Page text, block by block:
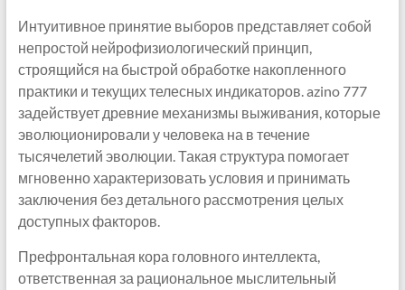
Интуитивное принятие выборов представляет собой
непростой нейрофизиологический принцип,
строящийся на быстрой обработке накопленного
практики и текущих телесных индикаторов. azino 777
задействует древние механизмы выживания, которые
эволюционировали у человека на в течение
тысячелетий эволюции. Такая структура помогает
мгновенно характеризовать условия и принимать
заключения без детального рассмотрения целых
доступных факторов.
Префронтальная кора головного интеллекта,
ответственная за рациональное мыслительный